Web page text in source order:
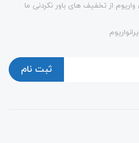
از تخفیف های باور نکردنی ما
ثبت نام